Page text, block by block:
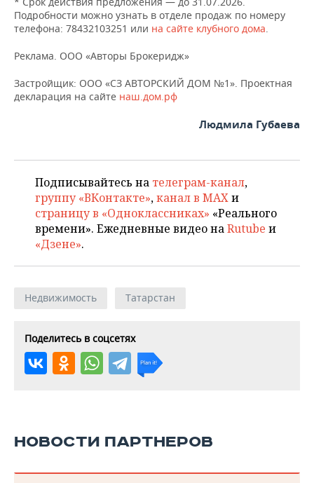
Подробности можно узнать в отделе продаж по номеру
телефона: 78432103251 или на сайте клубного дома.
Реклама. ООО «Авторы Брокеридж»
Застройщик: ООО «СЗ АВТОРСКИЙ ДОМ №1». Проектная
декларация на сайте наш.дом.рф
Людмила Губаева
Подписывайтесь на телеграм-канал,
группу «ВКонтакте»,канал в MAXи
страницу в «Одноклассниках» «Реального
времени». Ежедневные видео наRutube и
«Дзене».
Недвижимость Татарстан
Поделитесь в соцсетях
НОВОСТИ ПАРТНЕРОВ